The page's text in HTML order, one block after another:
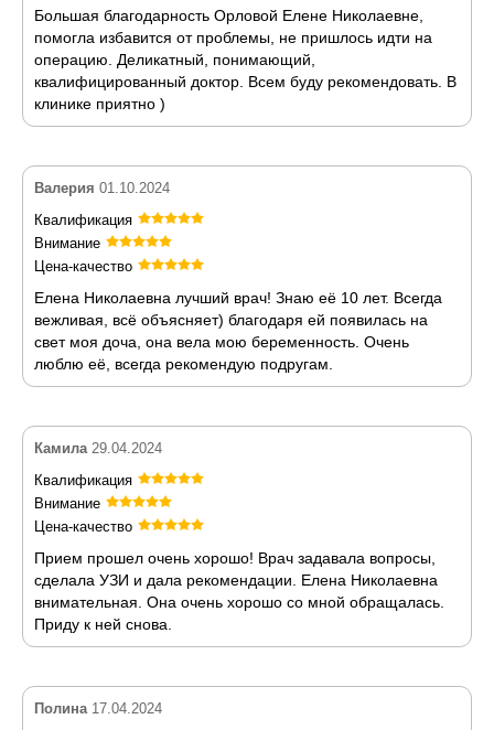
Большая благодарность Орловой Елене Николаевне,
помогла избавится от проблемы, не пришлось идти на
операцию. Деликатный, понимающий,
квалифицированный доктор. Всем буду рекомендовать. В
клинике приятно )
Валерия 01.10.2024
Квалификация
Внимание
Цена-качество
Елена Николаевна лучший врач! Знаю её 10 лет. Всегда
вежливая, всё объясняет) благодаря ей появилась на
свет моя доча, она вела мою беременность. Очень
люблю её, всегда рекомендую подругам.
Камила 29.04.2024
Квалификация
Внимание
Цена-качество
Прием прошел очень хорошо! Врач задавала вопросы,
сделала УЗИ и дала рекомендации. Елена Николаевна
внимательная. Она очень хорошо со мной обращалась.
Приду к ней снова.
Полина 17.04.2024